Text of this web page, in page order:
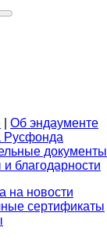
Об эндаументе
Русфонда
документы
благодарности
на новости
сертификаты